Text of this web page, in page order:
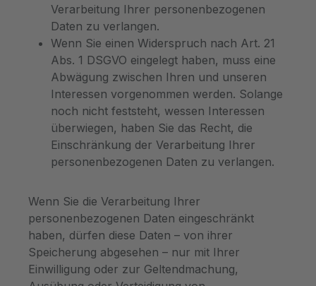
Verarbeitung Ihrer personenbezogenen
Daten zu verlangen.
Wenn Sie einen Widerspruch nach Art. 21
Abs. 1 DSGVO eingelegt haben, muss eine
Abwägung zwischen Ihren und unseren
Interessen vorgenommen werden. Solange
noch nicht feststeht, wessen Interessen
überwiegen, haben Sie das Recht, die
Einschränkung der Verarbeitung Ihrer
personenbezogenen Daten zu verlangen.
Wenn Sie die Verarbeitung Ihrer
personenbezogenen Daten eingeschränkt
haben, dürfen diese Daten – von ihrer
Speicherung abgesehen – nur mit Ihrer
Einwilligung oder zur Geltendmachung,